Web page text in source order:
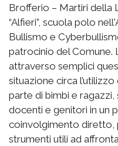
Brofferio – Martiri della
“Alfieri”, scuola polo
Bullismo e
patrocinio del Comune.
attraverso semplici
situazione circa
parte di bimbi e
docenti e genitori in un
coinvolgimento diretto,
strumenti utili ad